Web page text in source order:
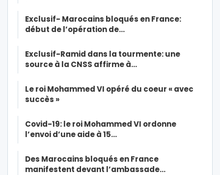
Exclusif- Marocains bloqués en France:
début de l’opération de…
Exclusif-Ramid dans la tourmente: une
source à la CNSS affirme à…
Le roi Mohammed VI opéré du coeur « avec
succès »
Covid-19: le roi Mohammed VI ordonne
l’envoi d’une aide à 15…
Des Marocains bloqués en France
manifestent devant l’ambassade…